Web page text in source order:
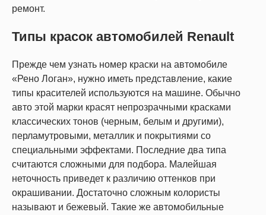
ремонт.
Типы красок автомобилей Renault
Прежде чем узнать номер краски на автомобиле
«Рено Логан», нужно иметь представление, какие
типы красителей используются на машине. Обычно
авто этой марки красят непрозрачными красками
классических тонов (черным, белым и другими),
перламутровыми, металлик и покрытиями со
специальными эффектами. Последние два типа
считаются сложными для подбора. Малейшая
неточность приведет к различию оттенков при
окрашивании. Достаточно сложным колористы
называют и бежевый. Такие же автомобильные